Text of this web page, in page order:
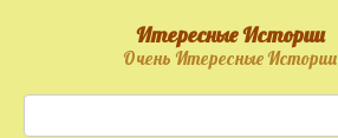
Итересные Истории
Очень Итересные Истории